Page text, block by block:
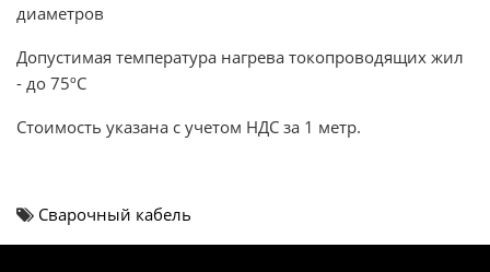
диаметров
Допустимая температура нагрева токопроводящих жил
- до 75ºС
Стоимость указана с учетом НДС за 1 метр.
Сварочный кабель